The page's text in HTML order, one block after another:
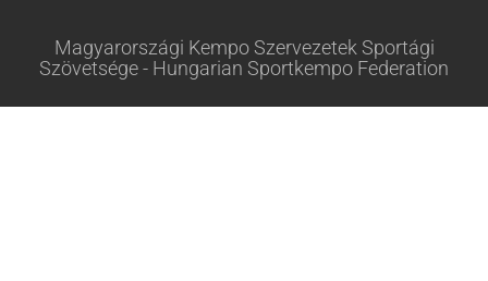
Magyarországi Kempo Szervezetek Sportági
Szövetsége - Hungarian Sportkempo Federation